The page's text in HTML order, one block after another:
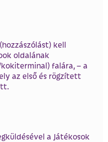
kell
oldalának
falára, – a
az első és rögzített
a Játékosok